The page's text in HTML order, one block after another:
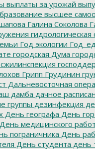
выплаты за урожай
высшее
Галина Соколова
гидрологическая
Год экологии
городская Дума
Грипп Грудинин
Дальневосточная
дамба дачное
группы дезинфекция
День географа День
День медицинского
пограничника День
День студента день